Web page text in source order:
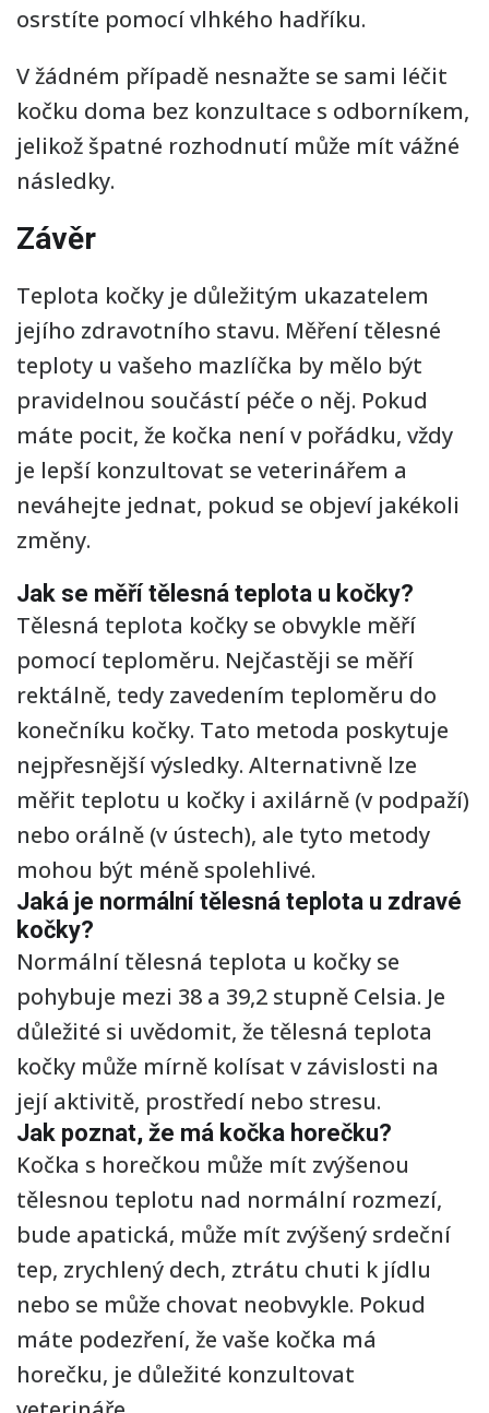
osrstíte pomocí vlhkého hadříku.
V žádném případě nesnažte se sami léčit
kočku doma bez konzultace s odborníkem,
jelikož špatné rozhodnutí může mít vážné
následky.
Závěr
Teplota kočky je důležitým ukazatelem
jejího zdravotního stavu. Měření tělesné
teploty u vašeho mazlíčka by mělo být
pravidelnou součástí péče o něj. Pokud
máte pocit, že kočka není v pořádku, vždy
je lepší konzultovat se veterinářem a
neváhejte jednat, pokud se objeví jakékoli
změny.
Jak se měří tělesná teplota u kočky?
Tělesná teplota kočky se obvykle měří
pomocí teploměru. Nejčastěji se měří
rektálně, tedy zavedením teploměru do
konečníku kočky. Tato metoda poskytuje
nejpřesnější výsledky. Alternativně lze
měřit teplotu u kočky i axilárně (v podpaží)
nebo orálně (v ústech), ale tyto metody
mohou být méně spolehlivé.
Jaká je normální tělesná teplota u zdravé
kočky?
Normální tělesná teplota u kočky se
pohybuje mezi 38 a 39,2 stupně Celsia. Je
důležité si uvědomit, že tělesná teplota
kočky může mírně kolísat v závislosti na
její aktivitě, prostředí nebo stresu.
Jak poznat, že má kočka horečku?
Kočka s horečkou může mít zvýšenou
tělesnou teplotu nad normální rozmezí,
bude apatická, může mít zvýšený srdeční
tep, zrychlený dech, ztrátu chuti k jídlu
nebo se může chovat neobvykle. Pokud
máte podezření, že vaše kočka má
horečku, je důležité konzultovat